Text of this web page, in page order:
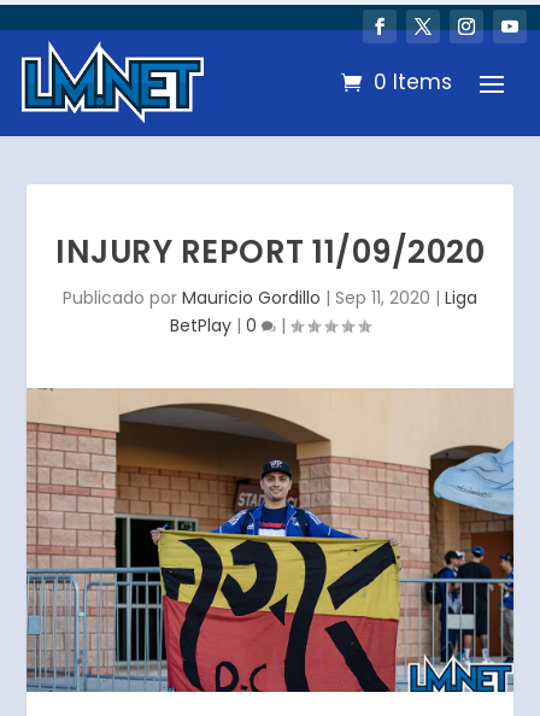
0 Items
INJURY REPORT 11/09/2020
Publicado por Mauricio Gordillo | Sep 11, 2020 | Liga
BetPlay | 0 |